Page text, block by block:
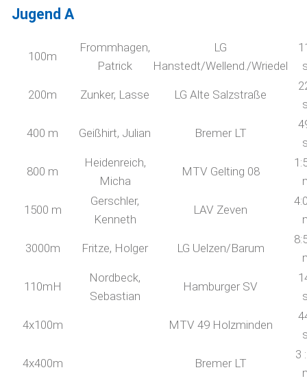
Jugend A
100m
Frommhagen,
Patrick
LG
Hanstedt/Wellend./Wriedel
200m Zunker, Lasse LG Alte Salzstraße
400 m Geißhirt, Julian Bremer LT
800 m
Heidenreich,
Micha
MTV Gelting 08
1500 m
Gerschler,
Kenneth
LAV Zeven
3000m Fritze, Holger LG Uelzen/Barum
110mH
Nordbeck,
Sebastian
Hamburger SV
4x100m MTV 49 Holzminden
4x400m Bremer LT
3